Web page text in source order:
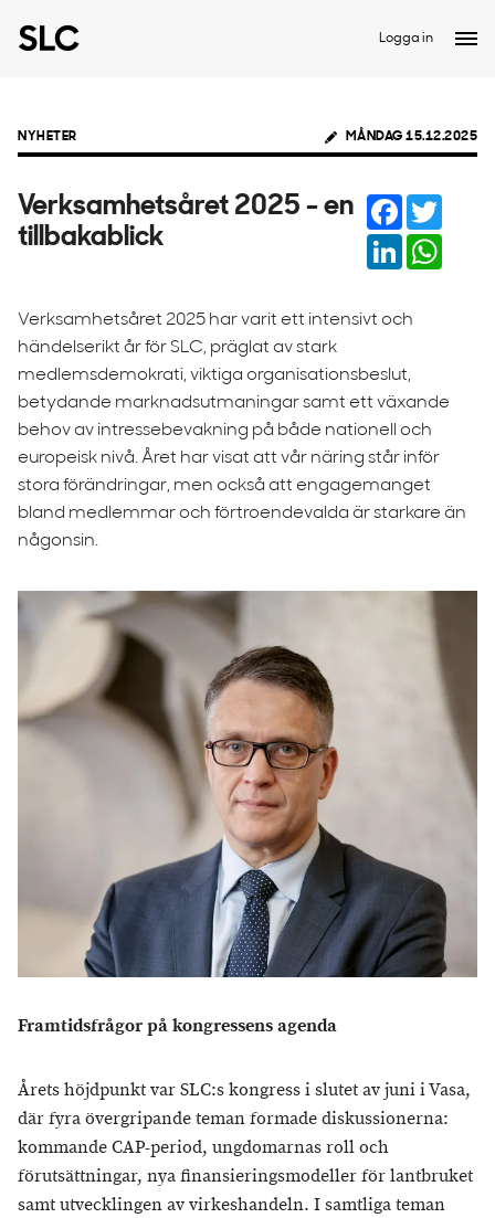
Logga in
NYHETER MÅNDAG 15.12.2025
Verksamhetsåret 2025 - en
tillbakablick
Facebook
LinkedIn
Verksamhetsåret 2025 har varit ett intensivt och
händelserikt år för SLC, präglat av stark
medlemsdemokrati, viktiga organisationsbeslut,
betydande marknadsutmaningar samt ett växande
behov av intressebevakning på både nationell och
europeisk nivå. Året har visat att vår näring står inför
stora förändringar, men också att engagemanget
bland medlemmar och förtroendevalda är starkare än
någonsin.
Framtidsfrågor på kongressens agenda
Årets höjdpunkt var SLC:s kongress i slutet av juni i Vasa,
där fyra övergripande teman formade diskussionerna:
kommande CAP-period, ungdomarnas roll och
förutsättningar, nya finansieringsmodeller för lantbruket
samt utvecklingen av virkeshandeln. I samtliga teman